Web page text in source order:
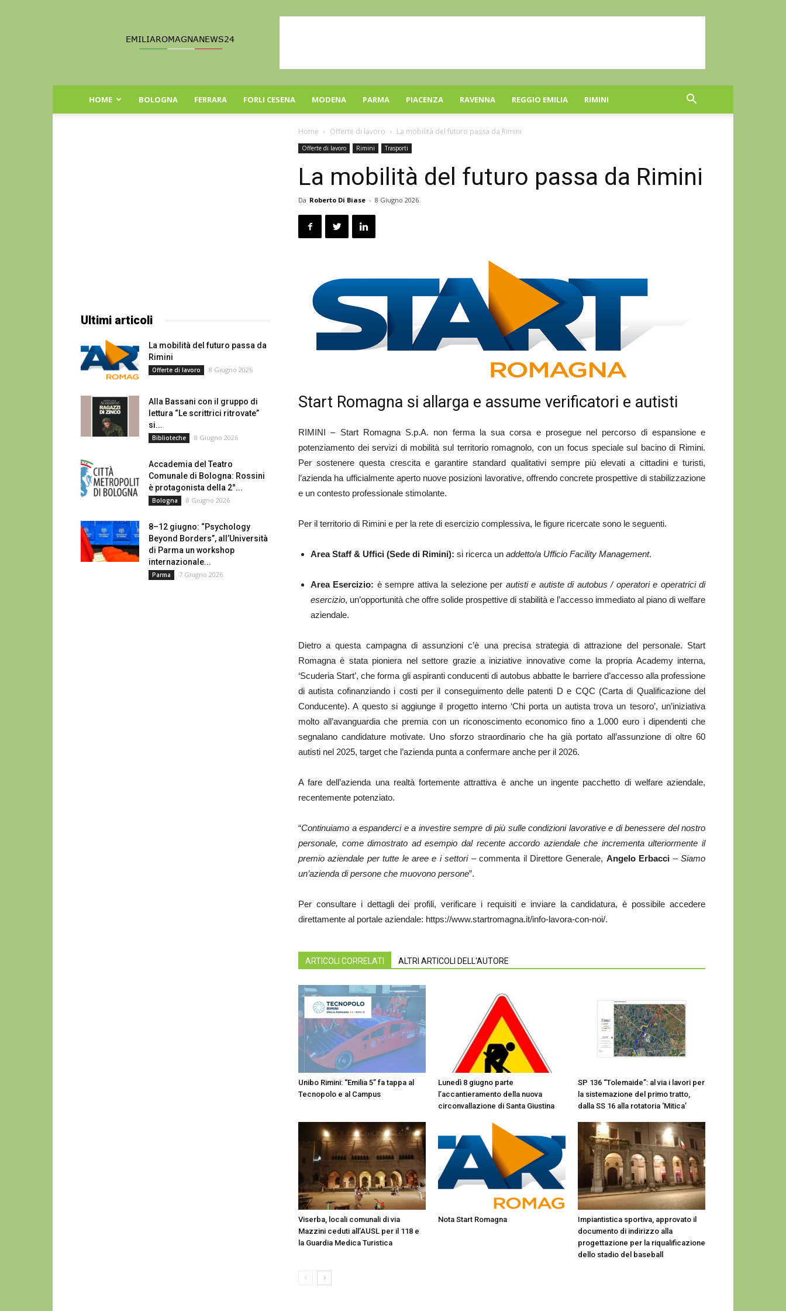
Romagna
HOME BOLOGNA FERRARA FORLI CESENA MODENA PARMA PIACENZA RAVENNA REGGIO EMILIA RIMINI
Home Offerte di lavoro La mobilità del futuro passa da Rimini
Offerte di lavoro Rimini Trasporti
La mobilità del futuro passa da Rimini
Da Roberto Di Biase - 8 Giugno 2026
Start Romagna si allarga e assume verificatori e autisti
RIMINI – Start Romagna S.p.A. non ferma la sua corsa e prosegue nel percorso di espansione e
potenziamento dei servizi di mobilità sul territorio romagnolo, con un focus speciale sul bacino di Rimini.
Per sostenere questa crescita e garantire standard qualitativi sempre più elevati a cittadini e turisti,
l’azienda ha ufficialmente aperto nuove posizioni lavorative, offrendo concrete prospettive di stabilizzazione
e un contesto professionale stimolante.
Per il territorio di Rimini e per la rete di esercizio complessiva, le figure ricercate sono le seguenti.
Area Staff & Uffici (Sede di Rimini): si ricerca un addetto/a Ufficio Facility Management.
Area Esercizio: è sempre attiva la selezione per autisti e autiste di autobus / operatori e operatrici di
esercizio, un’opportunità che offre solide prospettive di stabilità e l’accesso immediato al piano di welfare
aziendale.
Dietro a questa campagna di assunzioni c’è una precisa strategia di attrazione del personale. Start
Romagna è stata pioniera nel settore grazie a iniziative innovative come la propria Academy interna,
‘Scuderia Start’, che forma gli aspiranti conducenti di autobus abbatte le barriere d’accesso alla professione
di autista cofinanziando i costi per il conseguimento delle patenti D e CQC (Carta di Qualificazione del
Conducente). A questo si aggiunge il progetto interno ‘Chi porta un autista trova un tesoro’, un’iniziativa
molto all’avanguardia che premia con un riconoscimento economico fino a 1.000 euro i dipendenti che
segnalano candidature motivate. Uno sforzo straordinario che ha già portato all’assunzione di oltre 60
autisti nel 2025, target che l’azienda punta a confermare anche per il 2026.
A fare dell’azienda una realtà fortemente attrattiva è anche un ingente pacchetto di welfare aziendale,
recentemente potenziato.
“Continuiamo a espanderci e a investire sempre di più sulle condizioni lavorative e di benessere del nostro
personale, come dimostrato ad esempio dal recente accordo aziendale che incrementa ulteriormente il
premio aziendale per tutte le aree e i settori– commenta il Direttore Generale, Angelo Erbacci –Siamo
un’azienda di persone che muovono persone”.
Per consultare i dettagli dei profili, verificare i requisiti e inviare la candidatura, è possibile accedere
direttamente al portale aziendale: https://www.startromagna.it/info-lavora-con-noi/.
ARTICOLI CORRELATI ALTRI ARTICOLI DELL'AUTORE
Unibo Rimini: “Emilia 5” fa tappa al
Tecnopolo e al Campus
Lunedì 8 giugno parte
l’accantieramento della nuova
circonvallazione di Santa Giustina
SP 136 “Tolemaide”: al via i lavori per
la sistemazione del primo tratto,
dalla SS 16 alla rotatoria ‘Mitica’
Viserba, locali comunali di via
Mazzini ceduti all’AUSL per il 118 e
la Guardia Medica Turistica
Nota Start Romagna
Impiantistica sportiva, approvato il
documento di indirizzo alla
progettazione per la riqualificazione
dello stadio del baseball
Ultimi articoli
La mobilità del futuro passa da
Rimini
Offerte di lavoro 8 Giugno 2026
Alla Bassani con il gruppo di
lettura “Le scrittrici ritrovate”
si...
Biblioteche 8 Giugno 2026
Accademia del Teatro
Comunale di Bologna: Rossini
è protagonista della 2°...
Bologna 8 Giugno 2026
8–12 giugno: “Psychology
Beyond Borders”, all’Università
di Parma un workshop
internazionale...
Parma 7 Giugno 2026